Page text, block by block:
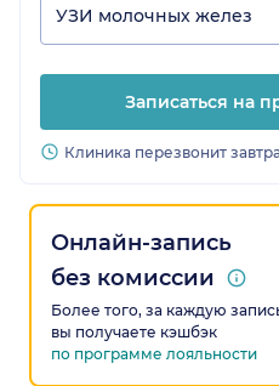
УЗИ молочных желез
Записаться на
Клиника перезвонит
Онлайн-запись
без комиссии
Более того, за каждую
вы получаете кэшбэк
по программе лояльности